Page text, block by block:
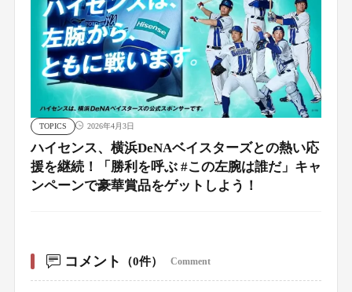
TOPICS 2026年4月3日
ハイセンス、横浜DeNAベイスターズとの熱い応
援を継続！「勝利を呼ぶ #この左腕は誰だ」キャ
ンペーンで豪華賞品をゲットしよう！
コメント （0件） Comment